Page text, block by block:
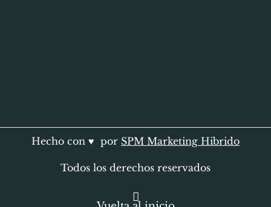
Hecho con ♥ por SPM Marketing Hibrido
Todos los derechos reservados